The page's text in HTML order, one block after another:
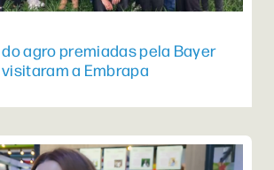
agro premiadas pela Bayer
visitaram a Embrapa